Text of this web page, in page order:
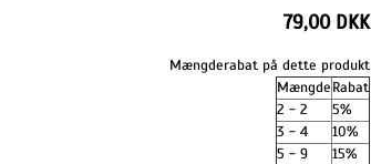
79,00 DKK
Mængderabat på dette produkt
MængdeRabat
2 - 2
5%
3 - 4
10%
5 - 9
15%